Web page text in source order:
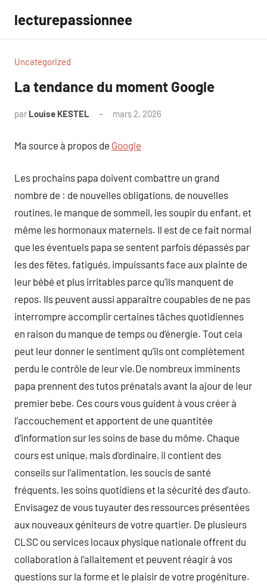
contenu
lecturepassionnee
Uncategorized
La tendance du moment Google
par Louise KESTEL mars 2, 2026
Ma source à propos de Google
Les prochains papa doivent combattre un grand
nombre de : de nouvelles obligations, de nouvelles
routines, le manque de sommeil, les soupir du enfant, et
même les hormonaux maternels. Il est de ce fait normal
que les éventuels papa se sentent parfois dépassés par
les des fêtes, fatigués, impuissants face aux plainte de
leur bébé et plus irritables parce qu’ils manquent de
repos. Ils peuvent aussi apparaître coupables de ne pas
interrompre accomplir certaines tâches quotidiennes
en raison du manque de temps ou d’énergie. Tout cela
peut leur donner le sentiment qu’ils ont complètement
perdu le contrôle de leur vie.De nombreux imminents
papa prennent des tutos prénatals avant la ajour de leur
premier bebe. Ces cours vous guident à vous créer à
l’accouchement et apportent de une quantitée
d’information sur les soins de base du môme. Chaque
cours est unique, mais d’ordinaire, il contient des
conseils sur l’alimentation, les soucis de santé
fréquents, les soins quotidiens et la sécurité des d’auto.
Envisagez de vous tuyauter des ressources présentées
aux nouveaux géniteurs de votre quartier. De plusieurs
CLSC ou services locaux physique nationale offrent du
collaboration à l’allaitement et peuvent réagir à vos
questions sur la forme et le plaisir de votre progéniture.